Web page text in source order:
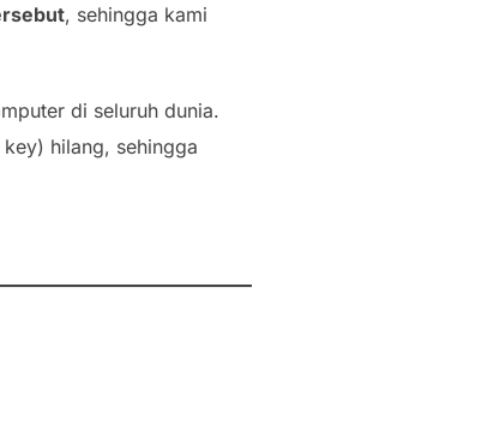
, sehingga kami
di seluruh dunia.
hilang, sehingga